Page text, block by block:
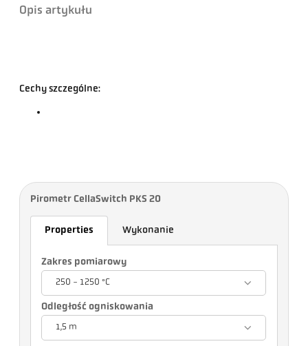
Opis artykułu
Cechy szczególne:
Pirometr CellaSwitch PKS 20
Properties Wykonanie
Zakres pomiarowy
250 - 1250 °C
Odległość ogniskowania
1,5 m